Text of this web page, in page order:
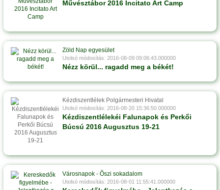
Művésztábor 2016 Incitato Art Camp
Zöld Nap egyesület
Utolsó módosítás: 2016-08-09 09:06:43.000000
Nézz körül... ragadd meg a békét!
Kézdiszentlélek Polgármesteri Hivatal
Utolsó módosítás: 2016-08-20 15:36:50.000000
Kézdiszentlélekéi Falunapok és Perkői
Búcsú 2016 Augusztus 19-21
Városnapok - Õszi sokadalom
Utolsó módosítás: 2016-08-01 11:55:41.000000